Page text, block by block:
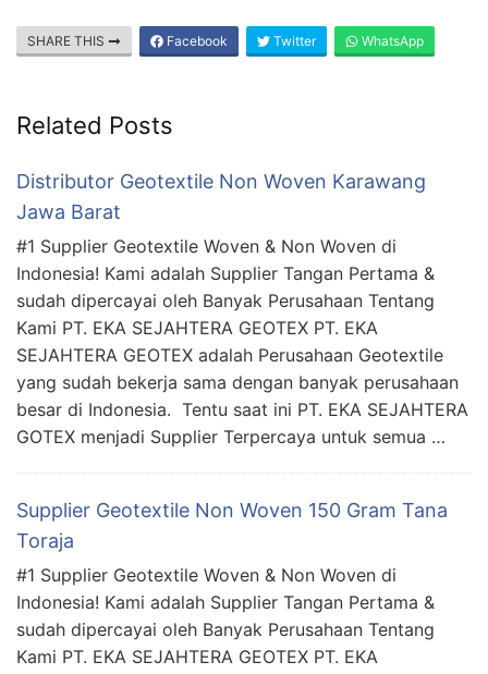
SHARE THIS Facebook Twitter WhatsApp
Related Posts
Distributor Geotextile Non Woven Karawang
Jawa Barat
#1 Supplier Geotextile Woven & Non Woven di
Indonesia! Kami adalah Supplier Tangan Pertama &
sudah dipercayai oleh Banyak Perusahaan Tentang
Kami PT. EKA SEJAHTERA GEOTEX PT. EKA
SEJAHTERA GEOTEX adalah Perusahaan Geotextile
yang sudah bekerja sama dengan banyak perusahaan
besar di Indonesia. Tentu saat ini PT. EKA SEJAHTERA
GOTEX menjadi Supplier Terpercaya untuk semua …
Supplier Geotextile Non Woven 150 Gram Tana
Toraja
#1 Supplier Geotextile Woven & Non Woven di
Indonesia! Kami adalah Supplier Tangan Pertama &
sudah dipercayai oleh Banyak Perusahaan Tentang
Kami PT. EKA SEJAHTERA GEOTEX PT. EKA